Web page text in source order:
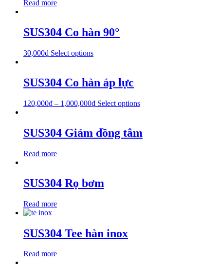
Read more
SUS304 Co hàn 90°
30,000₫ Select options
SUS304 Co hàn áp lực
120,000₫ – 1,000,000₫ Select options
SUS304 Giảm đồng tâm
Read more
SUS304 Rọ bơm
Read more
SUS304 Tee hàn inox
Read more